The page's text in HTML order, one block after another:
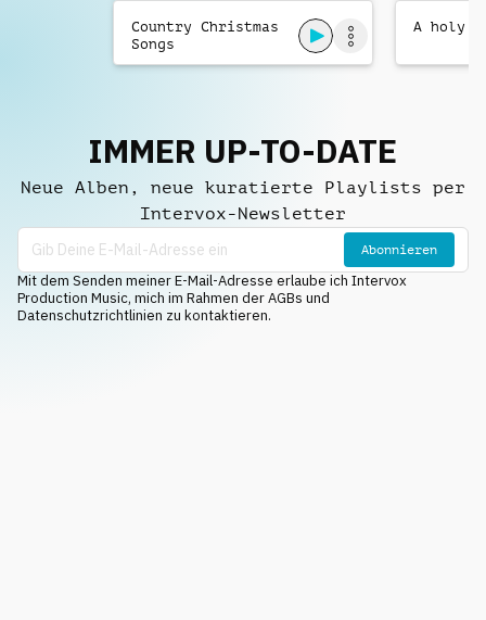
Country Christmas
Songs
A holy
IMMER UP-TO-DATE
Neue Alben, neue kuratierte Playlists per
Intervox-Newsletter
Abonnieren
Mit dem Senden meiner E-Mail-Adresse erlaube ich Intervox
Production Music, mich im Rahmen der AGBs und
Datenschutzrichtlinien zu kontaktieren.